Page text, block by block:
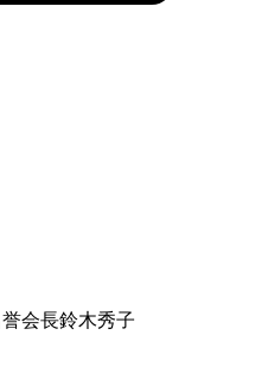
会長鈴木秀子